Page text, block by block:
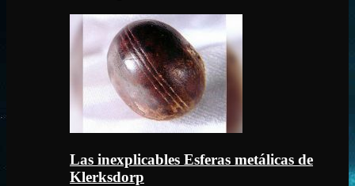
Las inexplicables Esferas metálicas de
Klerksdorp